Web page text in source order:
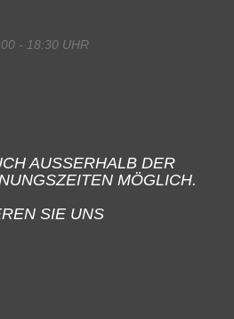
- 18:30 UHR
AUSSERHALB DER
MÖGLICH.
SIE UNS